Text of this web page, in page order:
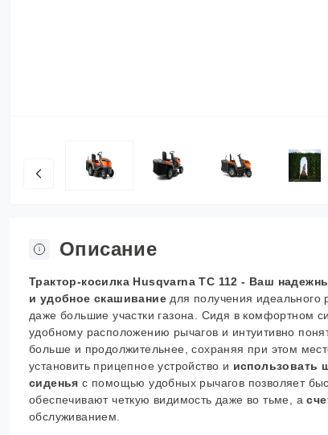
Описание
Трактор-косилка Husqvarna TC 112 - Ваш
и удобное скашивание для получения идеального
даже большие участки газона.
Сидя в комфортном
удобному расположению рычагов и интуитивно
больше и продолжительнее, сохраняя при этом
установить прицепное устройство и использовать
сиденья с помощью удобных рычагов позволяет
обеспечивают четкую видимость даже во тьме, а
обслуживанием.